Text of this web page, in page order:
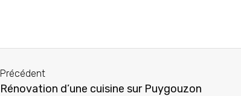
Précédent
Rénovation d’une cuisine sur Puygouzon